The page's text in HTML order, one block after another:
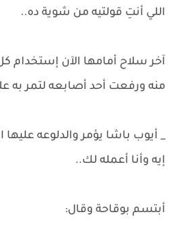
اللي أنتِ قولتيه من شوية ده..
آخر سلاح أمامها الآن إستخدام
منه ورفعت أحد أصابعه لتمر به
_ أيوب باشا يؤمر والدلوعه
إيه وأنا أعمله لك..
أبتسم بوقاحة وقال: